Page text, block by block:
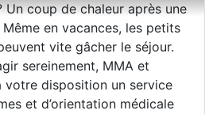
Un coup de chaleur après une
en vacances, les petits
vite gâcher le séjour.
sereinement, MMA et
votre disposition un service
et d’orientation médicale